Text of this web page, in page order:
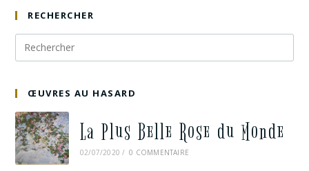
RECHERCHER
ŒUVRES AU HASARD
La Plus Belle Rose du Monde
02/07/2020 / 0 COMMENTAIRE